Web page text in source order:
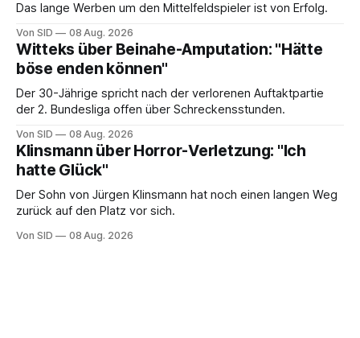
Das lange Werben um den Mittelfeldspieler ist von Erfolg.
Von SID 08 Aug. 2026
Witteks über Beinahe-Amputation: "Hätte
böse enden können"
Der 30-Jährige spricht nach der verlorenen Auftaktpartie
der 2. Bundesliga offen über Schreckensstunden.
Von SID 08 Aug. 2026
Klinsmann über Horror-Verletzung: "Ich
hatte Glück"
Der Sohn von Jürgen Klinsmann hat noch einen langen Weg
zurück auf den Platz vor sich.
Von SID 08 Aug. 2026